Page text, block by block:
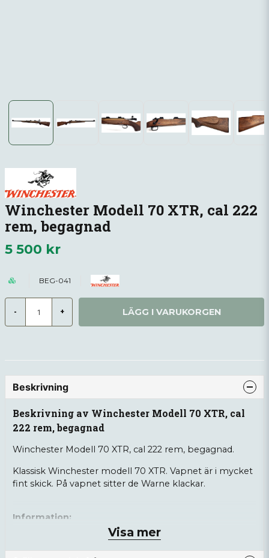
Winchester Modell 70 XTR, cal 222
rem, begagnad
5 500 kr
BEG-041
- + LÄGG I VARUKORGEN
Beskrivning
Beskrivning av Winchester Modell 70 XTR, cal
222 rem, begagnad
Winchester Modell 70 XTR, cal 222 rem, begagnad.
Klassisk Winchester modell 70 XTR. Vapnet är i mycket
fint skick. På vapnet sitter de Warne klackar.
Information:
Kaliber: 222 Rem
Visa mer